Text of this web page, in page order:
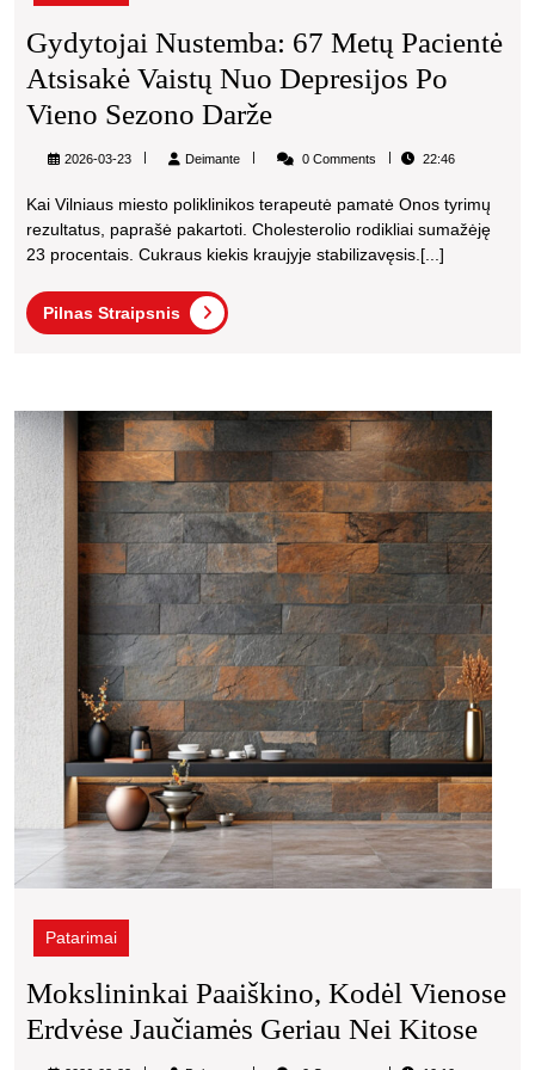
Gydytojai Nustemba: 67 Metų Pacientė
Atsisakė Vaistų Nuo Depresijos Po
Vieno Sezono DaržeGydytojai
Nustemba:
Metų
Pacientė
Po
Vieno
Sezono
Darže
2026-03-23 DeimanteDeimante 0 Comments 22:46
Kai Vilniaus miesto poliklinikos terapeutė pamatė Onos tyrimų
rezultatus, paprašė pakartoti. Cholesterolio rodikliai sumažėję
23 procentais. Cukraus kiekis kraujyje stabilizavęsis.[...]
Pilnas Straipsnis
Pilnas
Straipsnis
nei
Patarimai
Mokslininkai Paaiškino, Kodėl Vienose
Erdvėse Jaučiamės Geriau Nei Kitose